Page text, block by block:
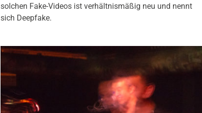
solchen Fake-Videos ist verhältnismäßig neu und nennt
sich Deepfake.